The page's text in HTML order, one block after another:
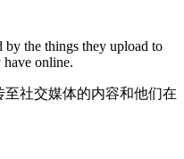
by the things they upload to
have online.
社交媒体的内容和他们在